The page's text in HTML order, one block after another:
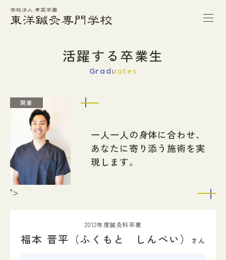
学校案内
学科紹介
キャンパスライフ
入試情報
活躍する卒業生
Graduates
">
開業
一人一人の身体に合わせ、
あなたに寄り添う施術を実
現します。
2012年度鍼灸科卒業
福本 晋平（ふくもと しんぺい） さん